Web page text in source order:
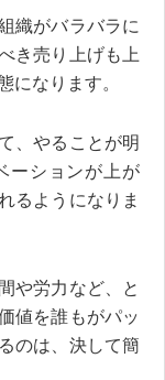
織がバラバラに
き売り上げも上
なります。
、やることが明
ーションが上が
るようになりま
や労力など、と
値を誰もがパッ
のは、決して簡